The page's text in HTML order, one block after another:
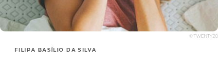
© TWENTY20
FILIPA BASÍLIO DA SILVA